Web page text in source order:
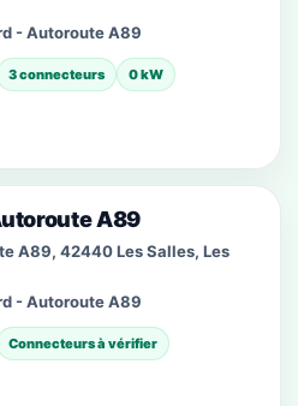
- Autoroute A89
3 connecteurs 0 kW
A89
A89, 42440 Les Salles, Les
- Autoroute A89
Connecteurs à vérifier